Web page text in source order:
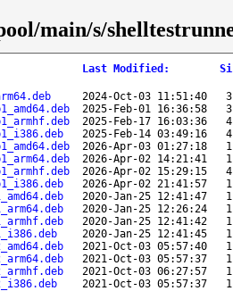
main/s/
Last Modified :
2024-Oct-03 11:51:40
2025-Feb-01 16:36:58
2025-Feb-17 16:03:36
2025-Feb-14 03:49:16
2026-Apr-03 01:27:18
2026-Apr-02 14:21:41
2026-Apr-02 15:29:15
2026-Apr-02 21:41:57
2020-Jan-25 12:41:47
2020-Jan-25 12:26:24
2020-Jan-25 12:41:42
2020-Jan-25 12:41:45
2021-Oct-03 05:57:40
2021-Oct-03 05:57:37
2021-Oct-03 06:27:57
2021-Oct-03 05:57:37